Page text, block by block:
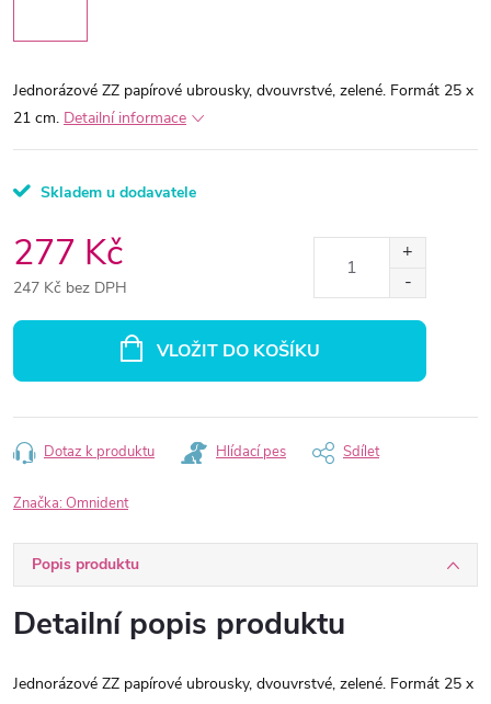
Jednorázové ZZ papírové ubrousky, dvouvrstvé, zelené. Formát 25 x
21 cm. Detailní informace
Skladem u dodavatele
277 Kč
247 Kč bez DPH
VLOŽIT DO KOŠÍKU
Dotaz k produktu Hlídací pes Sdílet
Značka: Omnident
Popis produktu
Detailní popis produktu
Jednorázové ZZ papírové ubrousky, dvouvrstvé, zelené. Formát 25 x